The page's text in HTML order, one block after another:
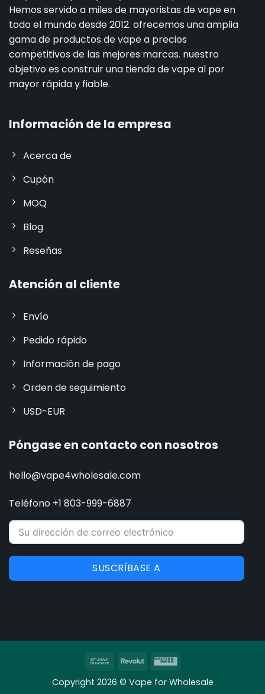
Hemos servido a miles de mayoristas de vape en
todo el mundo desde 2012. ofrecemos una amplia
gama de productos de vape a precios
competitivos de las mejores marcas. nuestro
objetivo es construir una tienda de vape al por
mayor rápida y fiable.
Información de la empresa
Acerca de
Cupón
MOQ
Blog
Reseñas
Atención al cliente
Envío
Pedido rápido
Información de pago
Orden de seguimiento
USD-EUR
Póngase en contacto con nosotros
hello@vape4wholesale.com
Teléfono +1 803-999-6887
SUSCRÍBASE A
Transferencia
RevolutWestern
Copyright 2026 © Vape for Wholesale